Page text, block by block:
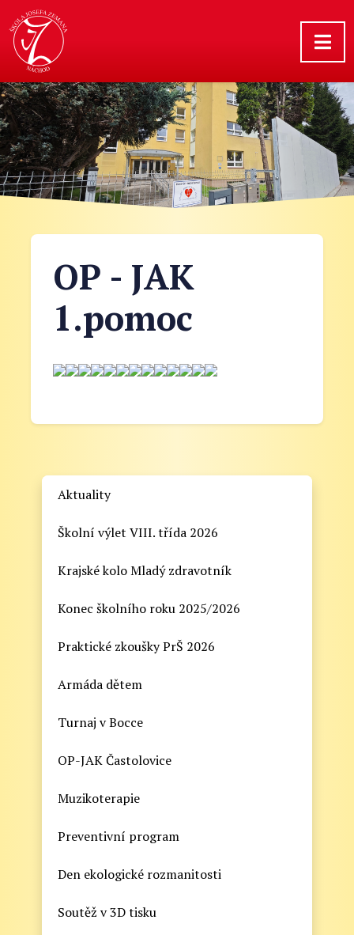
OP - JAK
1.pomoc
Aktuality
Školní výlet VIII. třída 2026
Krajské kolo Mladý zdravotník
Konec školního roku 2025/2026
Praktické zkoušky PrŠ 2026
Armáda dětem
Turnaj v Bocce
OP-JAK Častolovice
Muzikoterapie
Preventivní program
Den ekologické rozmanitosti
Soutěž v 3D tisku